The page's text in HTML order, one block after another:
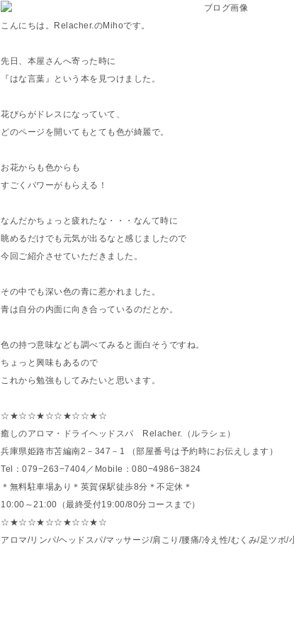
こんにちは。Relacher.のMihoです。
先日、本屋さんへ寄った時に
『はな言葉』という本を見つけました。
花びらがドレスになっていて、
どのページを開いてもとても色が綺麗で。
お花からも色からも
すごくパワーがもらえる！
なんだかちょっと疲れたな・・・なんて時に
眺めるだけでも元気が出るなと感じましたので
今回ご紹介させていただきました。
その中でも深い色の青に惹かれました。
青は自分の内面に向き合っているのだとか。
色の持つ意味なども調べてみると面白そうですね。
ちょっと興味もあるので
これから勉強もしてみたいと思います。
☆★☆☆★☆☆★☆☆★☆
癒しのアロマ・ドライヘッドスパ Relacher.（ルラシェ）
兵庫県姫路市苫編南2－347－1 （部屋番号は予約時にお伝えします）
Tel：079−263−7404／Mobile：080−4986−3824
＊無料駐車場あり＊英賀保駅徒歩8分＊不定休＊
10:00～21:00（最終受付19:00/80分コースまで）
☆★☆☆★☆☆★☆☆★☆
アロマ/リンパ/ヘッドスパ/マッサージ/肩こり/腰痛/冷え性/むくみ/足ツボ/